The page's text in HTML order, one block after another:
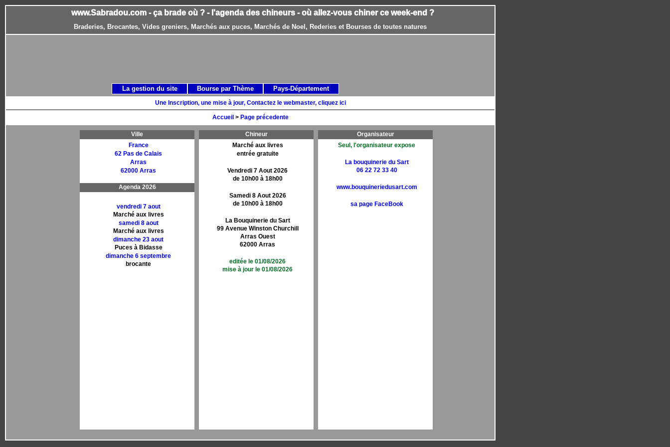
www.Sabradou.com - ça brade où ? - l'agenda des chineurs - où allez-vous chiner ce week-end ?
Braderies, Brocantes, Vides greniers, Marchés aux puces, Marchés de Noel, Rederies et Bourses de toutes natures
Une Inscription, une mise à jour, Contactez le webmaster, cliquez ici
Accueil > Page précedente
Ville
France
62 Pas de Calais
Arras
62000 Arras
Agenda 2026
vendredi 7 aout
Marché aux livres
samedi 8 aout
Marché aux livres
dimanche 23 aout
Puces à Bidasse
dimanche 6 septembre
brocante
Chineur
Marché aux livres
entrée gratuite
Vendredi 7 Aout 2026
de 10h00 à 18h00
Samedi 8 Aout 2026
de 10h00 à 18h00
La Bouquinerie du Sart
99 Avenue Winston Churchill
Arras Ouest
62000 Arras
editée le 01/08/2026
mise à jour le 01/08/2026
Organisateur
Seul, l'organisateur expose
La bouquinerie du Sart
06 22 72 33 40
www.bouquineriedusart.com
sa page FaceBook
La gestion du site Bourse par Thème Pays-Département